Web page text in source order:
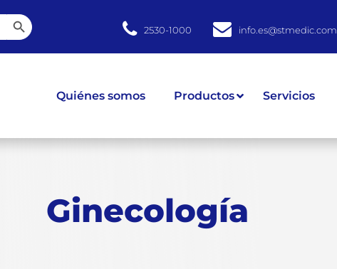
Botón de búsqueda
2530-1000 info.es@stmedic.com
Quiénes somos Productos Servicios
Ginecología